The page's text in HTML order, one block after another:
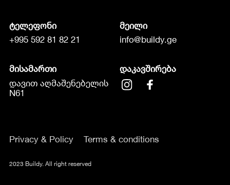
ტელეფონი
+995 592 81 82 21
მეილი
info@buildy.ge
მისამართი
დავით აღმაშენებელის
N61
დაკავშირება
Privacy & Policy Terms & conditions
2023 Buildy. All right reserved